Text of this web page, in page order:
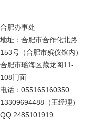
合肥办事处
地址：合肥市合作化北路
153号（合肥市殡仪馆内）
合肥市瑶海区藏龙阁11-
108门面
电话：055165160350
13309694488（王经理）
QQ:2485101919